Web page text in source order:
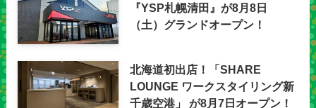
『YSP札幌清田』が8月8日
（土）グランドオープン！
北海道初出店！「SHARE
LOUNGE ワークスタイリング新
千歳空港」 が8月7日オープン！